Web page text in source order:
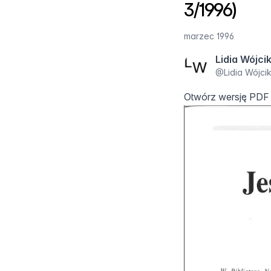
3/1996)
marzec 1996
Lidia Wójcik
@Lidia Wójcik
Otwórz wersję PDF